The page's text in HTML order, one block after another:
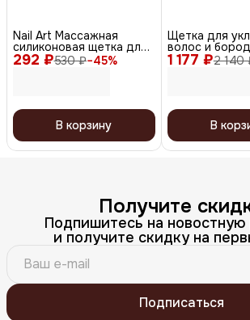
292 ₽530 ₽−45%
Nail Art Массажная
силиконовая щетка для
мытья волос и кожи
головы, розовый
В корзину
1 177 ₽2 140
Щетка для
волос и
Style CO-28,
В
Получите
Подпишитесь на новостную
и получите скидку на
Подписаться